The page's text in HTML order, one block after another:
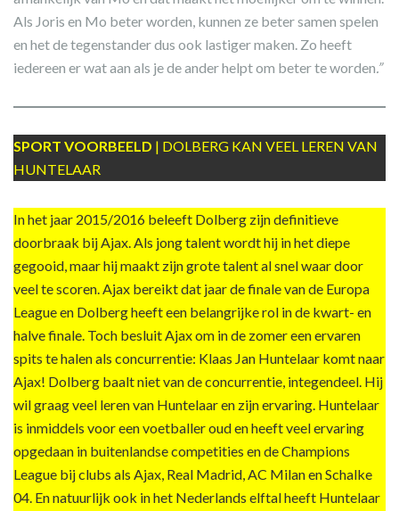
Als Joris en Mo beter worden, kunnen ze beter samen spelen
en het de tegenstander dus ook lastiger maken. Zo heeft
iedereen er wat aan als je de ander helpt om beter te worden.”
SPORT VOORBEELD | DOLBERG KAN VEEL LEREN VAN
HUNTELAAR
In het jaar 2015/2016 beleeft Dolberg zijn definitieve
doorbraak bij Ajax. Als jong talent wordt hij in het diepe
gegooid, maar hij maakt zijn grote talent al snel waar door
veel te scoren. Ajax bereikt dat jaar de finale van de Europa
League en Dolberg heeft een belangrijke rol in de kwart- en
halve finale. Toch besluit Ajax om in de zomer een ervaren
spits te halen als concurrentie: Klaas Jan Huntelaar komt naar
Ajax! Dolberg baalt niet van de concurrentie, integendeel. Hij
wil graag veel leren van Huntelaar en zijn ervaring. Huntelaar
is inmiddels voor een voetballer oud en heeft veel ervaring
opgedaan in buitenlandse competities en de Champions
League bij clubs als Ajax, Real Madrid, AC Milan en Schalke
04. En natuurlijk ook in het Nederlands elftal heeft Huntelaar